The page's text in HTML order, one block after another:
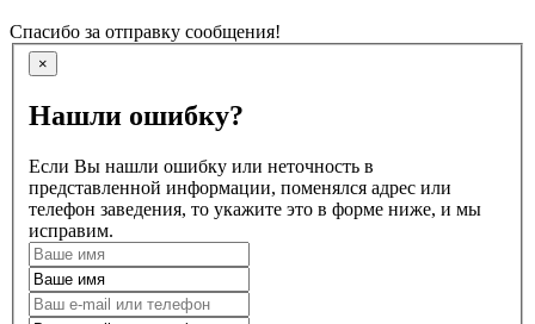
Спасибо за отправку сообщения!
×
Нашли ошибку?
Если Вы нашли ошибку или неточность в
представленной информации, поменялся адрес или
телефон заведения, то укажите это в форме ниже, и мы
исправим.